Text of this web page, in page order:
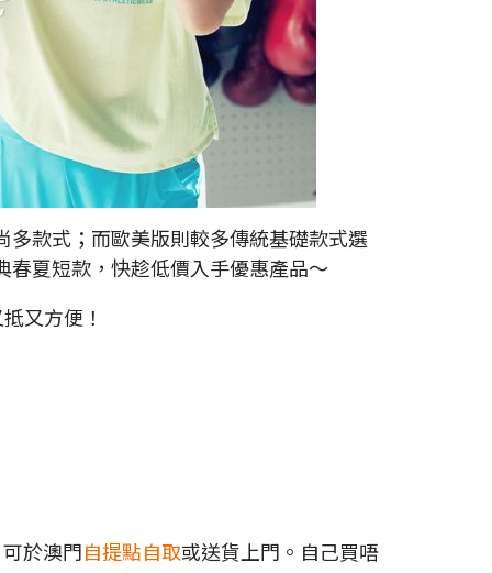
款式；而歐美版則較多傳統基礎款式選
夏短款，快趁低價入手優惠產品～
又方便！
於澳門自提點自取或送貨上門。自己買唔